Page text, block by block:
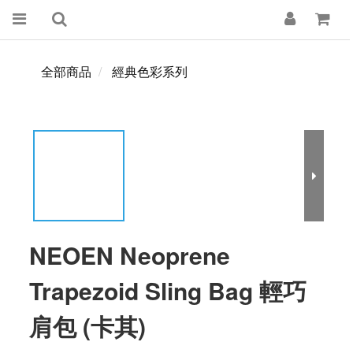
全部商品 經典色彩系列
NEOEN Neoprene
Trapezoid Sling Bag 輕巧
肩包 (卡其)